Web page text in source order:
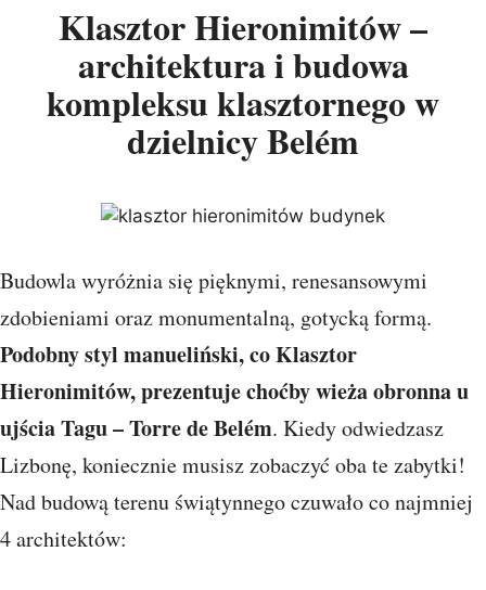
Klasztor Hieronimitów –
architektura i budowa
kompleksu klasztornego w
dzielnicy Belém
Budowla wyróżnia się pięknymi, renesansowymi
zdobieniami oraz monumentalną, gotycką formą.
Podobny styl manueliński, co Klasztor
Hieronimitów, prezentuje choćby wieża obronna u
ujścia Tagu – Torre de Belém. Kiedy odwiedzasz
Lizbonę, koniecznie musisz zobaczyć oba te zabytki!
Nad budową terenu świątynnego czuwało co najmniej
4 architektów: